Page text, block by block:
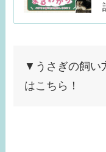
▼うさぎの飼い
はこちら！